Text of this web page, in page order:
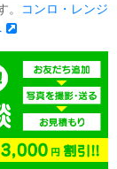
コンロ・レンジ